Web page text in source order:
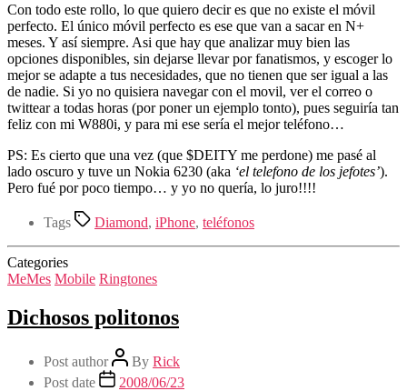
Con todo este rollo, lo que quiero decir es que no existe el móvil
perfecto. El único móvil perfecto es ese que van a sacar en N+
meses. Y así siempre. Asi que hay que analizar muy bien las
opciones disponibles, sin dejarse llevar por fanatismos, y escoger lo
mejor se adapte a tus necesidades, que no tienen que ser igual a las
de nadie. Si yo no quisiera navegar con el movil, ver el correo o
twittear a todas horas (por poner un ejemplo tonto), pues seguiría tan
feliz con mi W880i, y para mi ese sería el mejor teléfono…
PS: Es cierto que una vez (que $DEITY me perdone) me pasé al
lado oscuro y tuve un Nokia 6230 (aka ‘el telefono de los jefotes’).
Pero fué por poco tiempo… y yo no quería, lo juro!!!!
Tags Diamond, iPhone, teléfonos
Categories
MeMes Mobile Ringtones
Dichosos politonos
Post author By Rick
Post date
2008/06/23